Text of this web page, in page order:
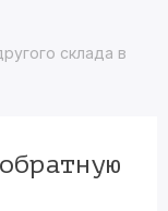
склада в